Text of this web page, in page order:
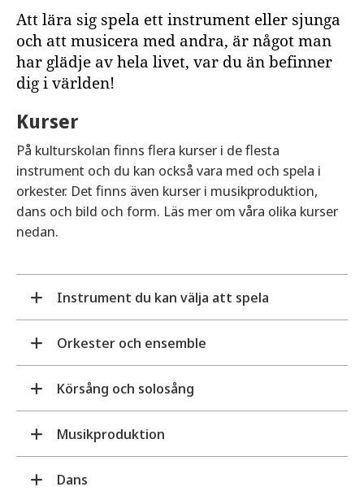
Att lära sig spela ett instrument eller sjunga
och att musicera med andra, är något man
har glädje av hela livet, var du än befinner
dig i världen!
Kurser
På kulturskolan finns flera kurser i de flesta
instrument och du kan också vara med och spela i
orkester. Det finns även kurser i musikproduktion,
dans och bild och form. Läs mer om våra olika kurser
nedan.
Instrument du kan välja att spela
cello
dragspel
elbas
gitarr
elgitarr
keyboard
klarinett
Orkester och ensemble
Det flera stråk- och blåsorkestrar hos oss på
Kulturskolan. Det finns också möjlighet att spela i
mindre grupper med olika instrument. Vi sätter
medverkar ofta på konserter och gör resor med
mera.
Körsång och solosång
Det finns två olika sångkurser, dels solosång, dels
körsång. Kulturskolan har tre körer i olika åldrar.
Våra olika körgrupper:
Musikproduktion
Dans